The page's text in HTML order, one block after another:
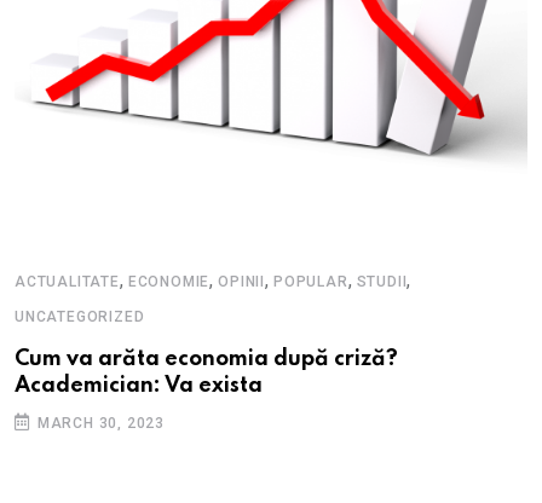
ACTUALITATE, ECONOMIE,OPINII,POPULAR, STUDII,
UNCATEGORIZED
Cum va arăta economia după criză?
Academician: Va exista
MARCH 30, 2023